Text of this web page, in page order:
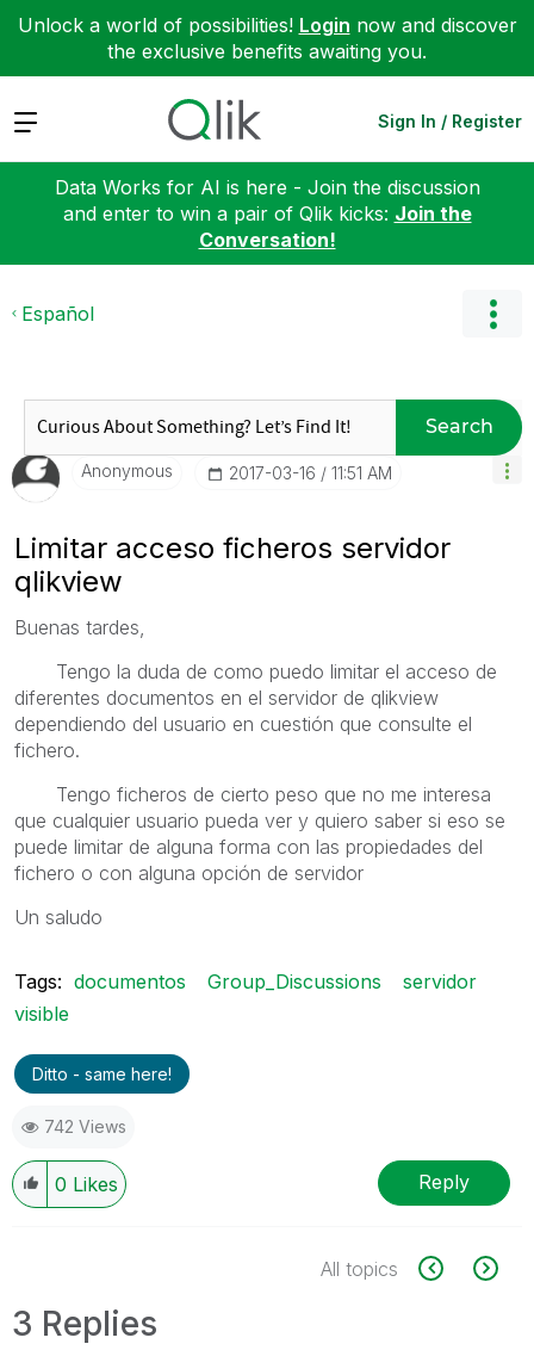
Unlock a world of possibilities! Login now and discover
the exclusive benefits awaiting you.
Expand Sign In / Register
Data Works for AI is here - Join the discussion
and enter to win a pair of Qlik kicks: Join the
Conversation!
Español
Search
Anonymous ‎2017-03-16 11:51 AM
Limitar acceso ficheros servidor
qlikview
Buenas tardes,
Tengo la duda de como puedo limitar el acceso de
diferentes documentos en el servidor de qlikview
dependiendo del usuario en cuestión que consulte el
fichero.
Tengo ficheros de cierto peso que no me interesa
que cualquier usuario pueda ver y quiero saber si eso se
puede limitar de alguna forma con las propiedades del
fichero o con alguna opción de servidor
Un saludo
Tags: documentos Group_Discussions
servidor
visible
Ditto - same here!
742 Views
0 Likes Reply
All topics
3 Replies